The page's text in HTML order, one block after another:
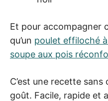
Et pour accompagner
qu’un poulet effiloché
soupe aux pois
C’est une recette
goût. Facile, rapide et